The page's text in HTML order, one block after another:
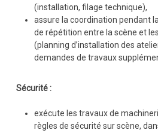
(installation, filage technique),
assure la coordination pendant
de répétition entre la scène et
(planning d’installation des
demandes de travaux
Sécurité :
exécute les travaux de
règles de sécurité sur scène,